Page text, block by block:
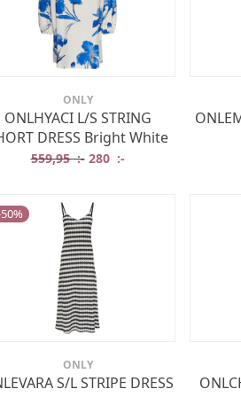
var: 559,95 :-.
priset är: 280 :-.
ONLY
ONLHYACI L/S STRING
DRESS Bright White
559,95:- Det ursprungliga priset
280 :-Det nuvarande
50%
ONLY
S/L STRIPE DRESS